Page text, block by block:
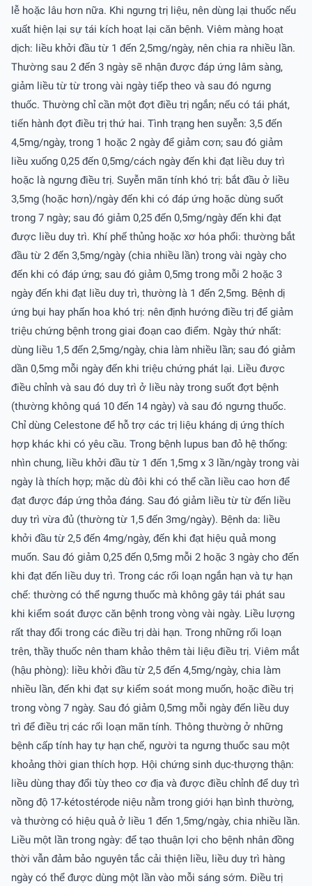
lễ hoặc lâu hơn nữa. Khi ngưng trị liệu, nên dùng lại thuốc nếu
xuất hiện lại sự tái kích hoạt lại căn bệnh. Viêm màng hoạt
dịch: liều khởi đầu từ 1 đến 2,5mg/ngày, nên chia ra nhiều lần.
Thường sau 2 đến 3 ngày sẽ nhận được đáp ứng lâm sàng,
giảm liều từ từ trong vài ngày tiếp theo và sau đó ngưng
thuốc. Thường chỉ cần một đợt điều trị ngắn; nếu có tái phát,
tiến hành đợt điều trị thứ hai. Tình trạng hen suyễn: 3,5 đến
4,5mg/ngày, trong 1 hoặc 2 ngày để giảm cơn; sau đó giảm
liều xuống 0,25 đến 0,5mg/cách ngày đến khi đạt liều duy trì
hoặc là ngưng điều trị. Suyễn mãn tính khó trị: bắt đầu ở liều
3,5mg (hoặc hơn)/ngày đến khi có đáp ứng hoặc dùng suốt
trong 7 ngày; sau đó giảm 0,25 đến 0,5mg/ngày đến khi đạt
được liều duy trì. Khí phế thủng hoặc xơ hóa phổi: thường bắt
đầu từ 2 đến 3,5mg/ngày (chia nhiều lần) trong vài ngày cho
đến khi có đáp ứng; sau đó giảm 0,5mg trong mỗi 2 hoặc 3
ngày đến khi đạt liều duy trì, thường là 1 đến 2,5mg. Bệnh dị
ứng bụi hay phấn hoa khó trị: nên định hướng điều trị để giảm
triệu chứng bệnh trong giai đoạn cao điểm. Ngày thứ nhất:
dùng liều 1,5 đến 2,5mg/ngày, chia làm nhiều lần; sau đó giảm
dần 0,5mg mỗi ngày đến khi triệu chứng phát lại. Liều được
điều chỉnh và sau đó duy trì ở liều này trong suốt đợt bệnh
(thường không quá 10 đến 14 ngày) và sau đó ngưng thuốc.
Chỉ dùng Celestone để hỗ trợ các trị liệu kháng dị ứng thích
hợp khác khi có yêu cầu. Trong bệnh lupus ban đỏ hệ thống:
nhìn chung, liều khởi đầu từ 1 đến 1,5mg x 3 lần/ngày trong vài
ngày là thích hợp; mặc dù đôi khi có thể cần liều cao hơn để
đạt được đáp ứng thỏa đáng. Sau đó giảm liều từ từ đến liều
duy trì vừa đủ (thường từ 1,5 đến 3mg/ngày). Bệnh da: liều
khởi đầu từ 2,5 đến 4mg/ngày, đến khi đạt hiệu quả mong
muốn. Sau đó giảm 0,25 đến 0,5mg mỗi 2 hoặc 3 ngày cho đến
khi đạt đến liều duy trì. Trong các rối loạn ngắn hạn và tự hạn
chế: thường có thể ngưng thuốc mà không gây tái phát sau
khi kiểm soát được căn bệnh trong vòng vài ngày. Liều lượng
rất thay đổi trong các điều trị dài hạn. Trong những rối loạn
trên, thầy thuốc nên tham khảo thêm tài liệu điều trị. Viêm mắt
(hậu phòng): liều khởi đầu từ 2,5 đến 4,5mg/ngày, chia làm
nhiều lần, đến khi đạt sự kiểm soát mong muốn, hoặc điều trị
trong vòng 7 ngày. Sau đó giảm 0,5mg mỗi ngày đến liều duy
trì để điều trị các rối loạn mãn tính. Thông thường ở những
bệnh cấp tính hay tự hạn chế, người ta ngưng thuốc sau một
khoảng thời gian thích hợp. Hội chứng sinh dục-thượng thận:
liều dùng thay đổi tùy theo cơ địa và được điều chỉnh để duy trì
nồng độ 17-kétostérọde niệu nằm trong giới hạn bình thường,
và thường có hiệu quả ở liều 1 đến 1,5mg/ngày, chia nhiều lần.
Liều một lần trong ngày: để tạo thuận lợi cho bệnh nhân đồng
thời vẫn đảm bảo nguyên tắc cải thiện liều, liều duy trì hàng
ngày có thể được dùng một lần vào mỗi sáng sớm. Ðiều trị